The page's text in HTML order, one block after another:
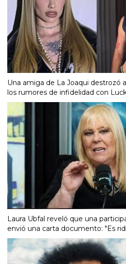
Una amiga de La Joaqui destrozó
los rumores de infidelidad con
Laura Ubfal reveló que una
envió una carta documento: "Es